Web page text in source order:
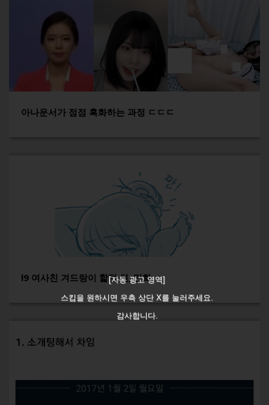
[자동 광고 영역]
스킵을 원하시면 우측 상단 X를 눌러주세요.
감사합니다.
아나운서가 점점 흑화하는 과정 ㄷㄷㄷ
l9 여사친 겨드랑이 핥던 썰, 만화